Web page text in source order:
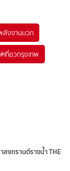
ลังงานบวก
#เที่ยวกรุงเทพ
งกรานต์รางน้ำ THE